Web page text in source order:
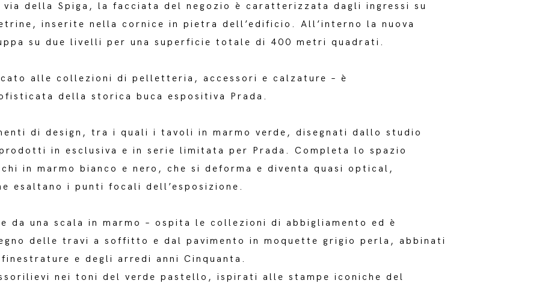
via della Spiga, la facciata del negozio è caratterizzata dagli ingressi su
inserite nella cornice in pietra dell’edificio. All’interno la nuova
su due livelli per una superficie totale di 400 metri quadrati.
alle collezioni di pelletteria, accessori e calzature – è
della storica buca espositiva Prada.
di design, tra i quali i tavoli in marmo verde, disegnati dallo studio
in esclusiva e in serie limitata per Prada. Completa lo spazio
in marmo bianco e nero, che si deforma e diventa quasi optical,
esaltano i punti focali dell’esposizione.
da una scala in marmo – ospita le collezioni di abbigliamento ed è
delle travi a soffitto e dal pavimento in moquette grigio perla, abbinati
e degli arredi anni Cinquanta.
nei toni del verde pastello, ispirati alle stampe iconiche del